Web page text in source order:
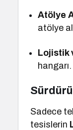
Atölye
atölye
Lojistik
hangarı.
Sadece
tesislerin